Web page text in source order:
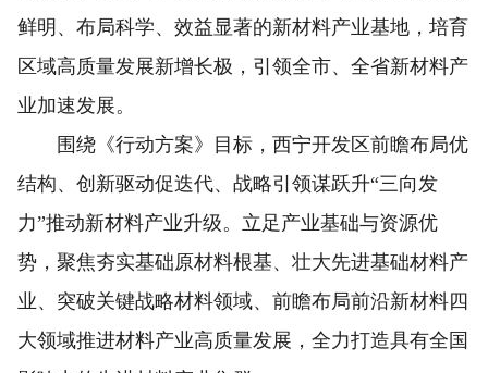
鲜明、布局科学、效益显著的新材料产业基地，培育
区域高质量发展新增长极，引领全市、全省新材料产
业加速发展。
围绕《行动方案》目标，西宁开发区前瞻布局优
结构、创新驱动促迭代、战略引领谋跃升“三向发
力”推动新材料产业升级。立足产业基础与资源优
势，聚焦夯实基础原材料根基、壮大先进基础材料产
业、突破关键战略材料领域、前瞻布局前沿新材料四
大领域推进材料产业高质量发展，全力打造具有全国